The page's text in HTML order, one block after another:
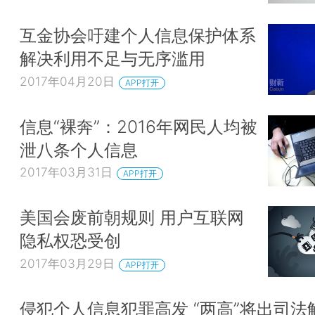
互金协会吁建个人信息保护体系
解决利用不足与无序滥用
2017年04月20日 APP打开
信息“裸奔”：2016年网民人均被
泄八条个人信息
2017年03月31日 APP打开
美国会废前朝规则 用户互联网
隐私权恐受创
2017年03月29日 APP打开
侵犯个人信息犯罪高发 “两高”将出司法